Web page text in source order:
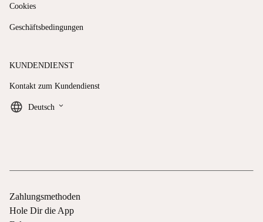
Cookies
Geschäftsbedingungen
KUNDENDIENST
Kontakt zum Kundendienst
Deutsch keyboard_arrow_down
Zahlungsmethoden
Hole Dir die App